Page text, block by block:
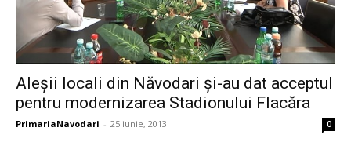
Aleșii locali din Năvodari și-au dat acceptul
pentru modernizarea Stadionului Flacăra
PrimariaNavodari - 25 iunie, 2013 0